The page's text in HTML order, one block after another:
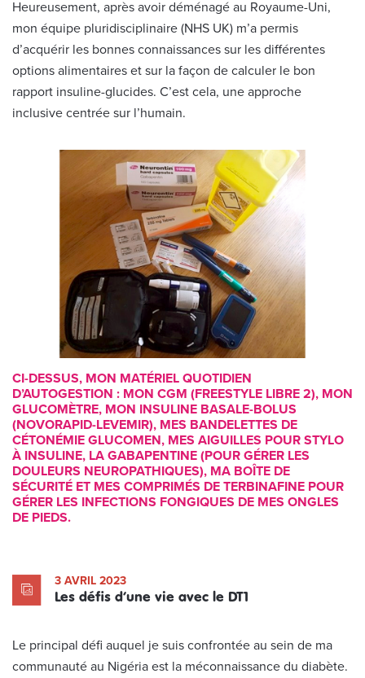
Heureusement, après avoir déménagé au Royaume-Uni,
mon équipe pluridisciplinaire (NHS UK) m’a permis
d’acquérir les bonnes connaissances sur les différentes
options alimentaires et sur la façon de calculer le bon
rapport insuline-glucides. C’est cela, une approche
inclusive centrée sur l’humain.
CI-DESSUS, MON MATÉRIEL QUOTIDIEN
D’AUTOGESTION : MON CGM (FREESTYLE LIBRE 2), MON
GLUCOMÈTRE, MON INSULINE BASALE-BOLUS
(NOVORAPID-LEVEMIR), MES BANDELETTES DE
CÉTONÉMIE GLUCOMEN, MES AIGUILLES POUR STYLO
À INSULINE, LA GABAPENTINE (POUR GÉRER LES
DOULEURS NEUROPATHIQUES), MA BOÎTE DE
SÉCURITÉ ET MES COMPRIMÉS DE TERBINAFINE POUR
GÉRER LES INFECTIONS FONGIQUES DE MES ONGLES
DE PIEDS.
3 AVRIL 2023
Les défis d’une vie avec le DT1
Le principal défi auquel je suis confrontée au sein de ma
communauté au Nigéria est la méconnaissance du diabète.